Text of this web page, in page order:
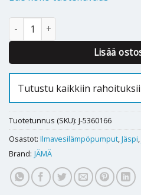
Ilmavesilämpöpumppu Jäspi
Lisää
Alternative:
Tutustu kaikkiin
Tuotetunnus (SKU): J-5360166
Osastot: Ilmavesilämpöpumput,Jäspi,
Brand: JÄMÄ